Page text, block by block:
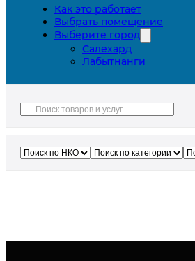
Как это работает
Выбрать помещение
Выберите город
Салехард
Лабытнанги